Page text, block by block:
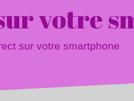
votre
sur votre smartphone